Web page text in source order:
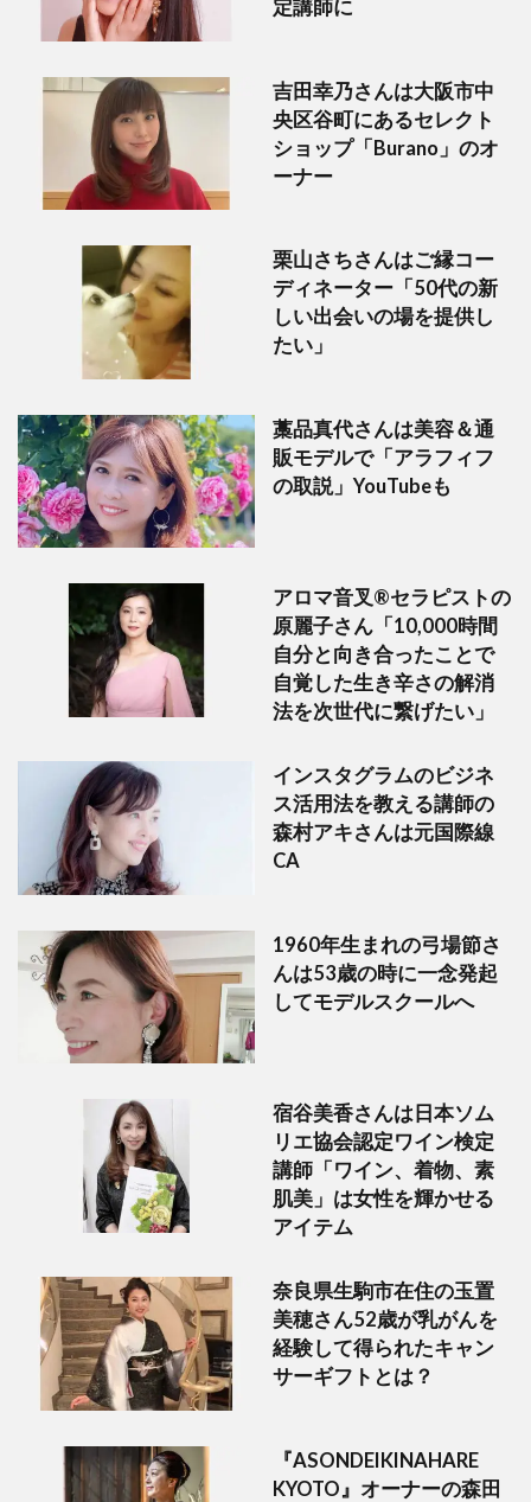
定講師に
吉田幸乃さんは大阪市中
央区谷町にあるセレクト
ショップ「Burano」のオ
ーナー
栗山さちさんはご縁コー
ディネーター「50代の新
しい出会いの場を提供し
たい」
藁品真代さんは美容＆通
販モデルで「アラフィフ
の取説」YouTubeも
アロマ音叉®セラピストの
原麗子さん「10,000時間
自分と向き合ったことで
自覚した生き辛さの解消
法を次世代に繋げたい」
インスタグラムのビジネ
ス活用法を教える講師の
森村アキさんは元国際線
CA
1960年生まれの弓場節さ
んは53歳の時に一念発起
してモデルスクールへ
宿谷美香さんは日本ソム
リエ協会認定ワイン検定
講師「ワイン、着物、素
肌美」は女性を輝かせる
アイテム
奈良県生駒市在住の玉置
美穂さん52歳が乳がんを
経験して得られたキャン
サーギフトとは？
『ASONDEIKINAHARE
KYOTO』オーナーの森田